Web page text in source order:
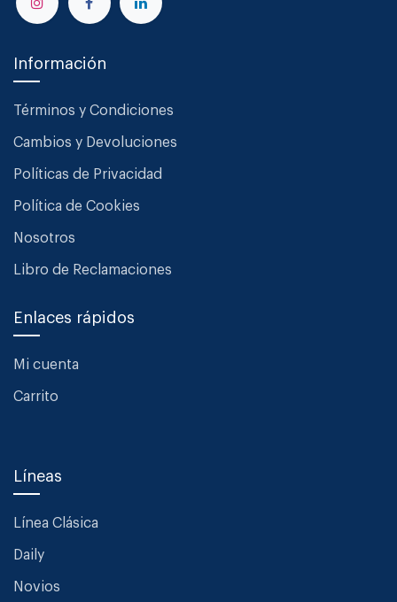
Información
Términos y Condiciones
Cambios y Devoluciones
Políticas de Privacidad
Política de Cookies
Nosotros
Libro de Reclamaciones
Enlaces rápidos
Mi cuenta
Carrito
Líneas
Línea Clásica
Daily
Novios